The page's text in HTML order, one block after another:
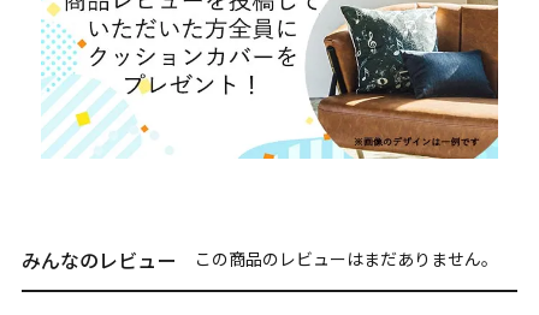
みんなのレビュー この商品のレビューはまだありません。